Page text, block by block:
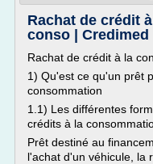
Rachat de crédit
conso | Credimed
Rachat de crédit à la
1) Qu'est ce qu'un prêt
consommation
1.1) Les différentes
crédits à la
Prêt destiné au
l'achat d'un véhicule, la